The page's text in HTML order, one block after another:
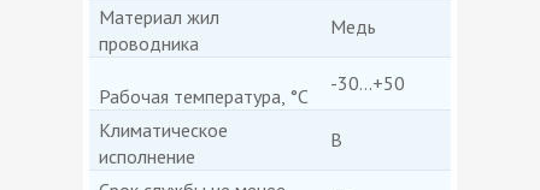
Материал жил
проводника
Медь
Рабочая температура, °С
-30...+50
Климатическое
исполнение
В